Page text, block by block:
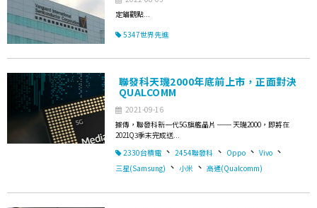
定錨觀點...
5347世界先進
聯發科天璣2000年底前上市，正面對決
QUALCOMM
2021-09-16
據傳，聯發科新一代5G旗艦晶片 ── 天璣2000，即將在
2021Q3季末完成送...
2330台積電 、 2454聯發科 、 Oppo 、 Vivo 、
三星(Samsung) 、 小米 、 高通(Qualcomm)